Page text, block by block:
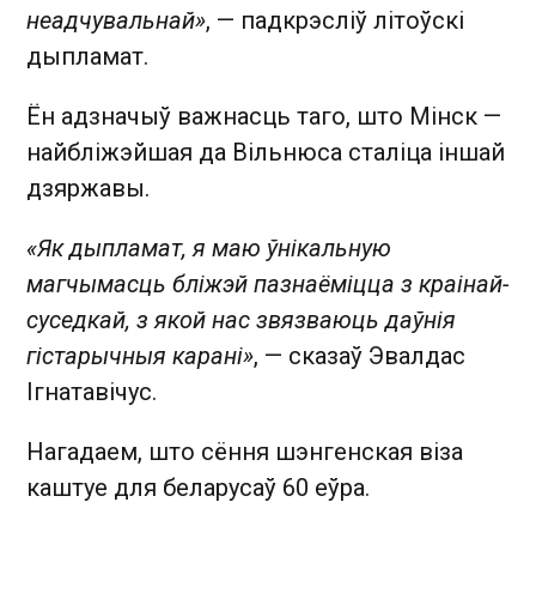
неадчувальнай», — падкрэсліў літоўскі
дыпламат.
Ён адзначыў важнасць таго, што Мінск —
найбліжэйшая да Вільнюса сталіца іншай
дзяржавы.
«Як дыпламат, я маю ўнікальную
магчымасць бліжэй пазнаёміцца з краінай-
суседкай, з якой нас звязваюць даўнія
гістарычныя карані», — сказаў Эвалдас
Ігнатавічус.
Нагадаем, што сёння шэнгенская віза
каштуе для беларусаў 60 еўра.